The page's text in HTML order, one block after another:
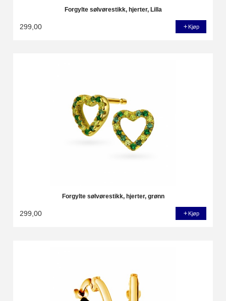
Forgylte sølvørestikk, hjerter, Lilla
299,00 Kjøp
Forgylte sølvørestikk, hjerter, grønn
299,00 Kjøp